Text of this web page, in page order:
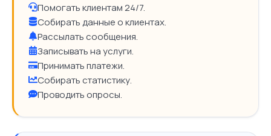
Помогать клиентам 24/7.
Собирать данные о клиентах.
Рассылать сообщения.
Записывать на услуги.
Принимать платежи.
Собирать статистику.
Проводить опросы.